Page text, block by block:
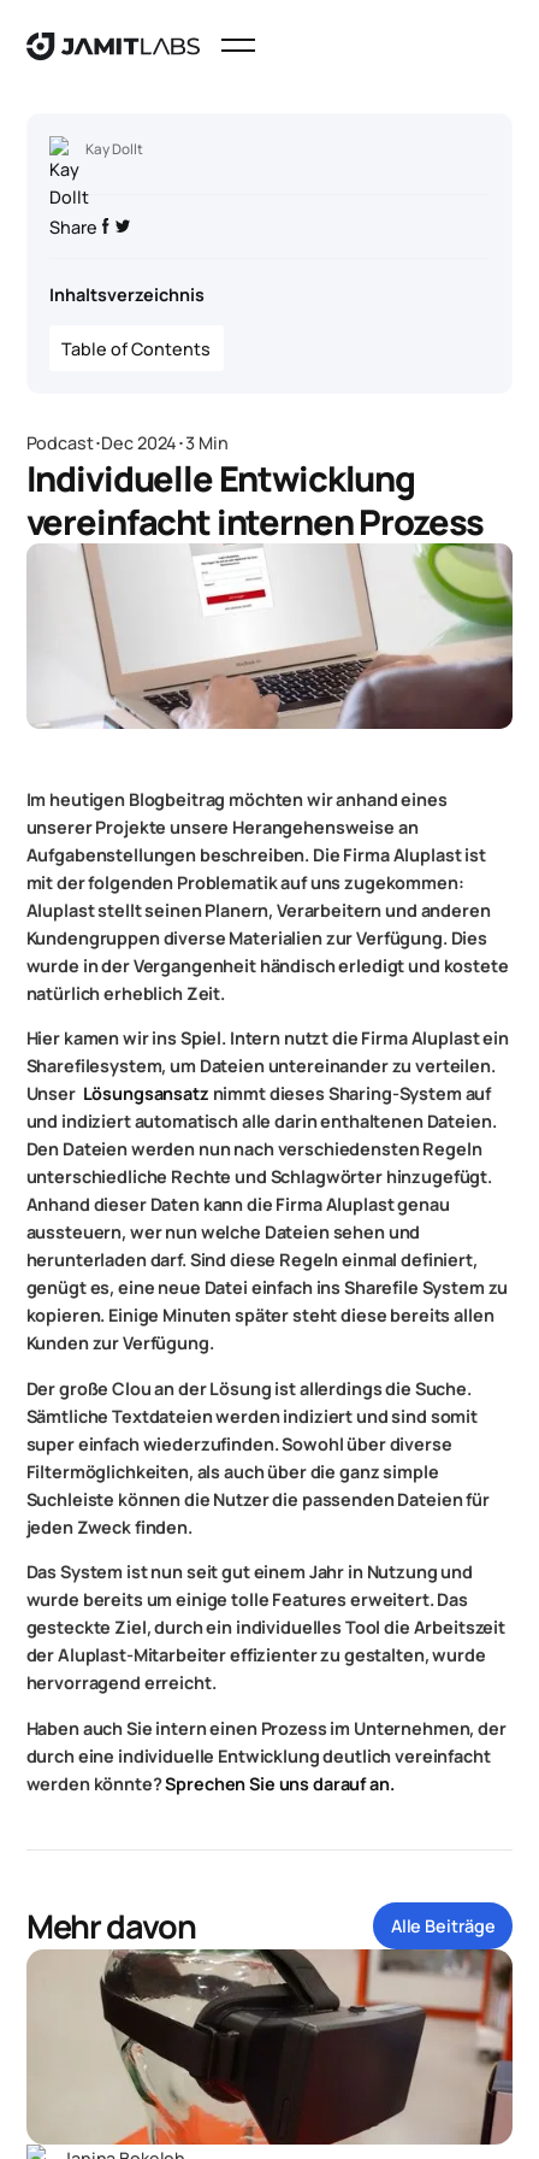
Podcast･Dec 2024･3 Min
Individuelle Entwicklung
vereinfacht internen Prozess
Im heutigen Blogbeitrag möchten wir anhand eines
unserer Projekte unsere Herangehensweise an
Aufgabenstellungen beschreiben. Die Firma Aluplast ist
mit der folgenden Problematik auf uns zugekommen:
Aluplast stellt seinen Planern, Verarbeitern und anderen
Kundengruppen diverse Materialien zur Verfügung. Dies
wurde in der Vergangenheit händisch erledigt und kostete
natürlich erheblich Zeit.
Hier kamen wir ins Spiel. Intern nutzt die Firma Aluplast ein
Sharefilesystem, um Dateien untereinander zu verteilen.
Unser Lösungsansatz nimmt dieses Sharing-System auf
und indiziert automatisch alle darin enthaltenen Dateien.
Den Dateien werden nun nach verschiedensten Regeln
unterschiedliche Rechte und Schlagwörter hinzugefügt.
Anhand dieser Daten kann die Firma Aluplast genau
aussteuern, wer nun welche Dateien sehen und
herunterladen darf. Sind diese Regeln einmal definiert,
genügt es, eine neue Datei einfach ins Sharefile System zu
kopieren. Einige Minuten später steht diese bereits allen
Kunden zur Verfügung.
Der große Clou an der Lösung ist allerdings die Suche.
Sämtliche Textdateien werden indiziert und sind somit
super einfach wiederzufinden. Sowohl über diverse
Filtermöglichkeiten, als auch über die ganz simple
Suchleiste können die Nutzer die passenden Dateien für
jeden Zweck finden.
Das System ist nun seit gut einem Jahr in Nutzung und
wurde bereits um einige tolle Features erweitert. Das
gesteckte Ziel, durch ein individuelles Tool die Arbeitszeit
der Aluplast-Mitarbeiter effizienter zu gestalten, wurde
hervorragend erreicht.
Haben auch Sie intern einen Prozess im Unternehmen, der
durch eine individuelle Entwicklung deutlich vereinfacht
werden könnte?Sprechen Sie uns darauf an.
Kay Dollt
Share
Inhaltsverzeichnis
Table of Contents
Mehr davon Alle Beiträge